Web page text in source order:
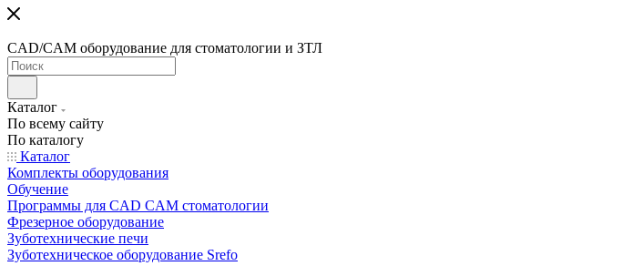
CAD/CAM оборудование для стоматологии и ЗТЛ
Каталог
По всему сайту
По каталогу
Каталог
Комплекты оборудования
Обучение
Программы для CAD CAM стоматологии
Фрезерное оборудование
Зуботехнические печи
Зуботехническое оборудование Srefo